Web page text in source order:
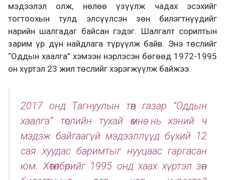
мэдээлэл олж, нөлөө үзүүлж чадах эсэхийг
тогтоохын тулд элсүүлсэн зөн билэгтнүүдийг
нарийн шалгадаг байсан гэдэг. Шалгалт сорилтын
зарим үр дүн найдлага түрүүлж байв. Энэ төслийг
“Оддын хаалга” хэмээн нэрлэсэн бөгөөд 1972-1995
он хүртэл 23 жил төслийг хэрэгжүүлж байжээ.
2017 онд Тагнуулын төв газар “Оддын
хаалга” төслийн тухай өмнө нь хэний ч
мэдэж байгаагүй мэдээллүүд бүхий 12
сая хуудас баримтыг нууцаас гаргасан
юм. Хөтөлбөрийг 1995 онд хаах хүртэл зөн